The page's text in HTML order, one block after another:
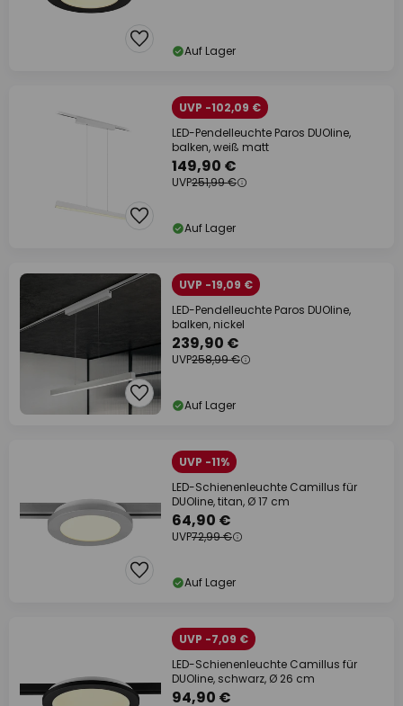
Auf Lager
UVP -102,09 €
LED-Pendelleuchte Paros DUOline,
balken, weiß matt
149,90 €
UVP251,99 €
Auf Lager
UVP -19,09 €
LED-Pendelleuchte Paros DUOline,
balken, nickel
239,90 €
UVP258,99 €
Auf Lager
UVP -11%
LED-Schienenleuchte Camillus für
DUOline, titan, Ø 17 cm
64,90 €
UVP72,99 €
Auf Lager
UVP -7,09 €
LED-Schienenleuchte Camillus für
DUOline, schwarz, Ø 26 cm
94,90 €